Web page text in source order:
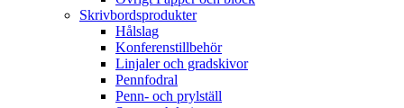
Skrivbordsprodukter
Hålslag
Konferenstillbehör
Linjaler och gradskivor
Pennfodral
Penn- och prylställ